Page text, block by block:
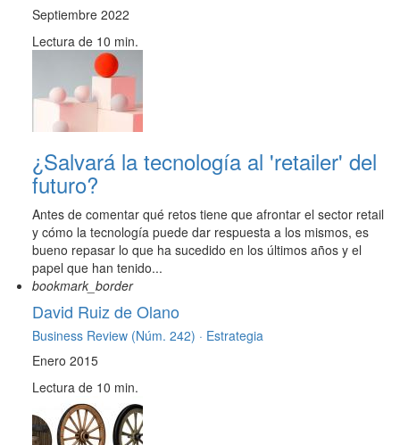
Septiembre 2022
Lectura de 10 min.
¿Salvará la tecnología al 'retailer' del
futuro?
Antes de comentar qué retos tiene que afrontar el sector retail
y cómo la tecnología puede dar respuesta a los mismos, es
bueno repasar lo que ha sucedido en los últimos años y el
papel que han tenido...
bookmark_border
David Ruiz de Olano
Business Review (Núm. 242) · Estrategia
Enero 2015
Lectura de 10 min.